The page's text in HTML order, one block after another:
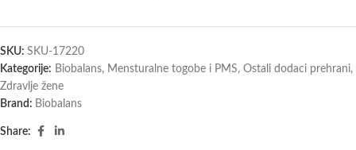
SKU: SKU-17220
Kategorije: Biobalans, Mensturalne togobe i PMS, Ostali dodaci prehrani,
Zdravlje žene
Brand: Biobalans
Share: